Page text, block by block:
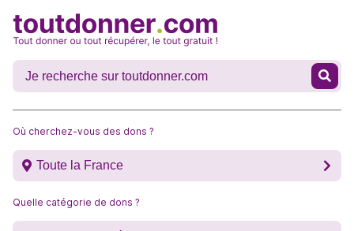
Où cherchez-vous des dons ?
Toute la France
Quelle catégorie de dons ?